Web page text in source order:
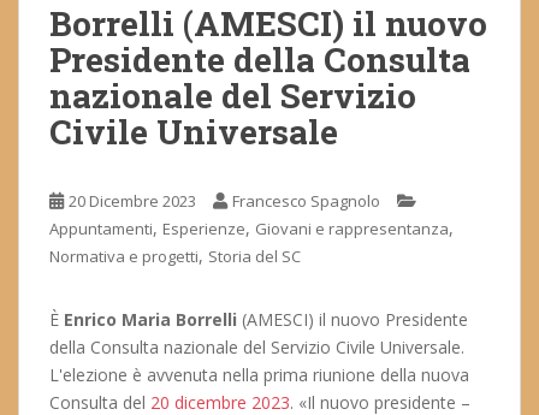
Borrelli (AMESCI) il nuovo
Presidente della Consulta
nazionale del Servizio
Civile Universale
20 Dicembre 2023
Francesco Spagnolo
Appuntamenti, Esperienze, Giovani e rappresentanza,
Normativa e progetti, Storia del SC
È Enrico Maria Borrelli (AMESCI) il nuovo Presidente
della Consulta nazionale del Servizio Civile Universale.
L'elezione è avvenuta nella prima riunione della nuova
Consulta del 20 dicembre 2023. «Il nuovo presidente –